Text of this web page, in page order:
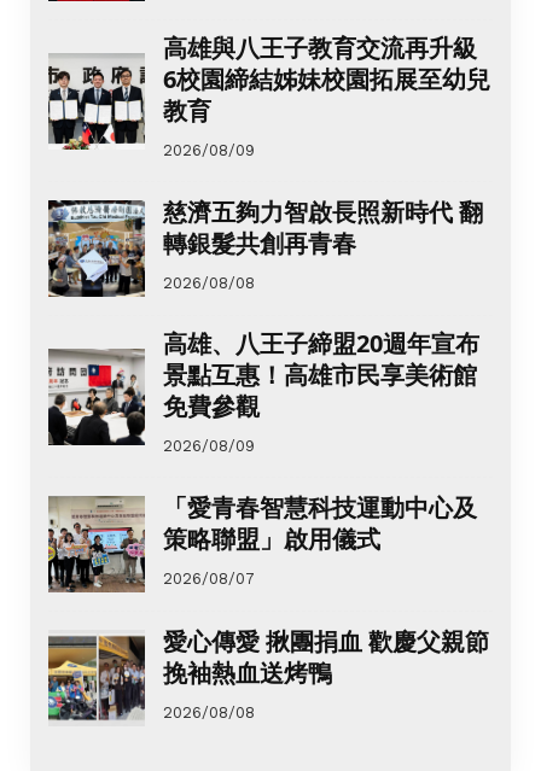
高雄與八王子教育交流再升級
6校園締結姊妹校園拓展至幼兒
教育
2026/08/09
慈濟五夠力智啟長照新時代 翻
轉銀髮共創再青春
2026/08/08
高雄、八王子締盟20週年宣布
景點互惠！高雄市民享美術館
免費參觀
2026/08/09
「愛青春智慧科技運動中心及
策略聯盟」啟用儀式
2026/08/07
愛心傳愛 揪團捐血 歡慶父親節
挽袖熱血送烤鴨
2026/08/08